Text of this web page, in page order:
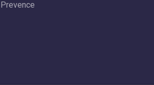
Prevence